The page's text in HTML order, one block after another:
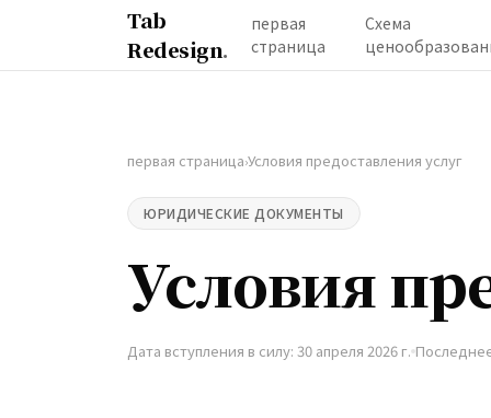
Tab
Redesign.
первая
страница
Схема
первая страница›Условия предоставления услуг
ЮРИДИЧЕСКИЕ ДОКУМЕНТЫ
Условия
Дата вступления в силу: 30 апреля 2026 г.